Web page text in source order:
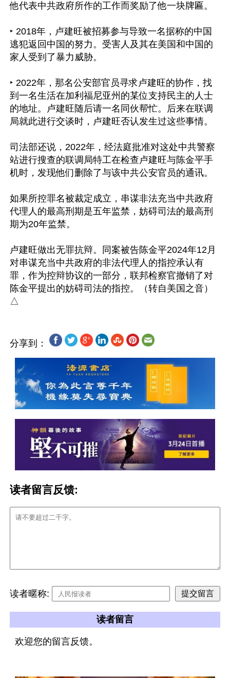
他代表中共政府所作的工作而奖励了他一块牌匾。
‣ 2018年，卢建旺被招募参与导致一名据称的中国
逃犯返回中国的努力。受害人及其在美国和中国的
家人受到了暴力威胁。
‣ 2022年，那名公安部官员寻求卢建旺的协作，找
到一名生活在加利福尼亚州的某位支持民主的人士
的地址。卢建旺随后请一名同伙帮忙。后来在联调
局就此进行交谈时，卢建旺否认发生过这些事情。
司法部还说，2022年，经法庭批准对这处中共警察
站进行搜查的联调局特工在检查卢建旺与陈金平手
机时，发现他们删除了与该中共公安官员的通讯。
如果所控罪名被裁定成立，串谋非法充当中共政府
代理人的最高刑期是五年监禁，妨碍司法的最高刑
期为20年监禁。
卢建旺做出无罪抗辩。同案被告陈金平2024年12月
对串谋充当中共政府的非法代理人的指控承认有
罪，作为控辩协议的一部分，联邦检察官撤销了对
陈金平提出的妨碍司法的指控。（转自美国之音）
分享到：
读者留言反馈:
读者暱称:
读者留言
欢迎您的留言反馈。